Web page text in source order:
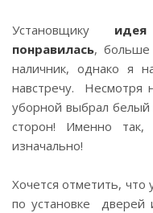
Установщику
понравилась, больше
наличник, однако я
навстречу. Несмотря
уборной выбрал белый
сторон! Именно так,
изначально!
Хочется отметить, что
по установке дверей